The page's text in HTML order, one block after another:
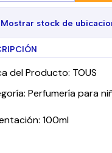
Mostrar stock de
del Producto: TOUS
Perfumería para
100ml